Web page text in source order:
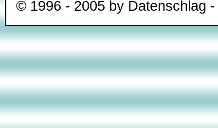
© 1996 - 2005 by Datenschlag